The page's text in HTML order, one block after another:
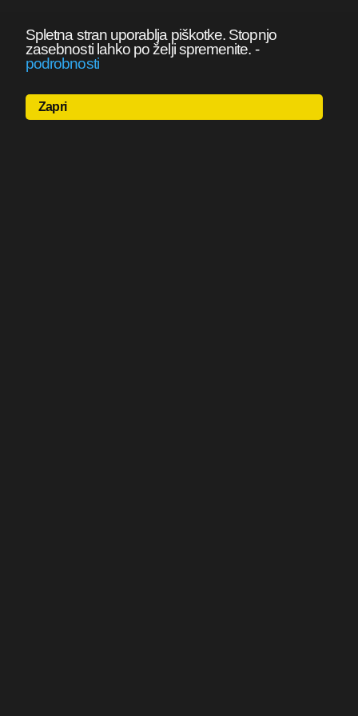
Spletna stran uporablja piškotke. Stopnjo
zasebnosti lahko po želji spremenite. -
podrobnosti
Zapri